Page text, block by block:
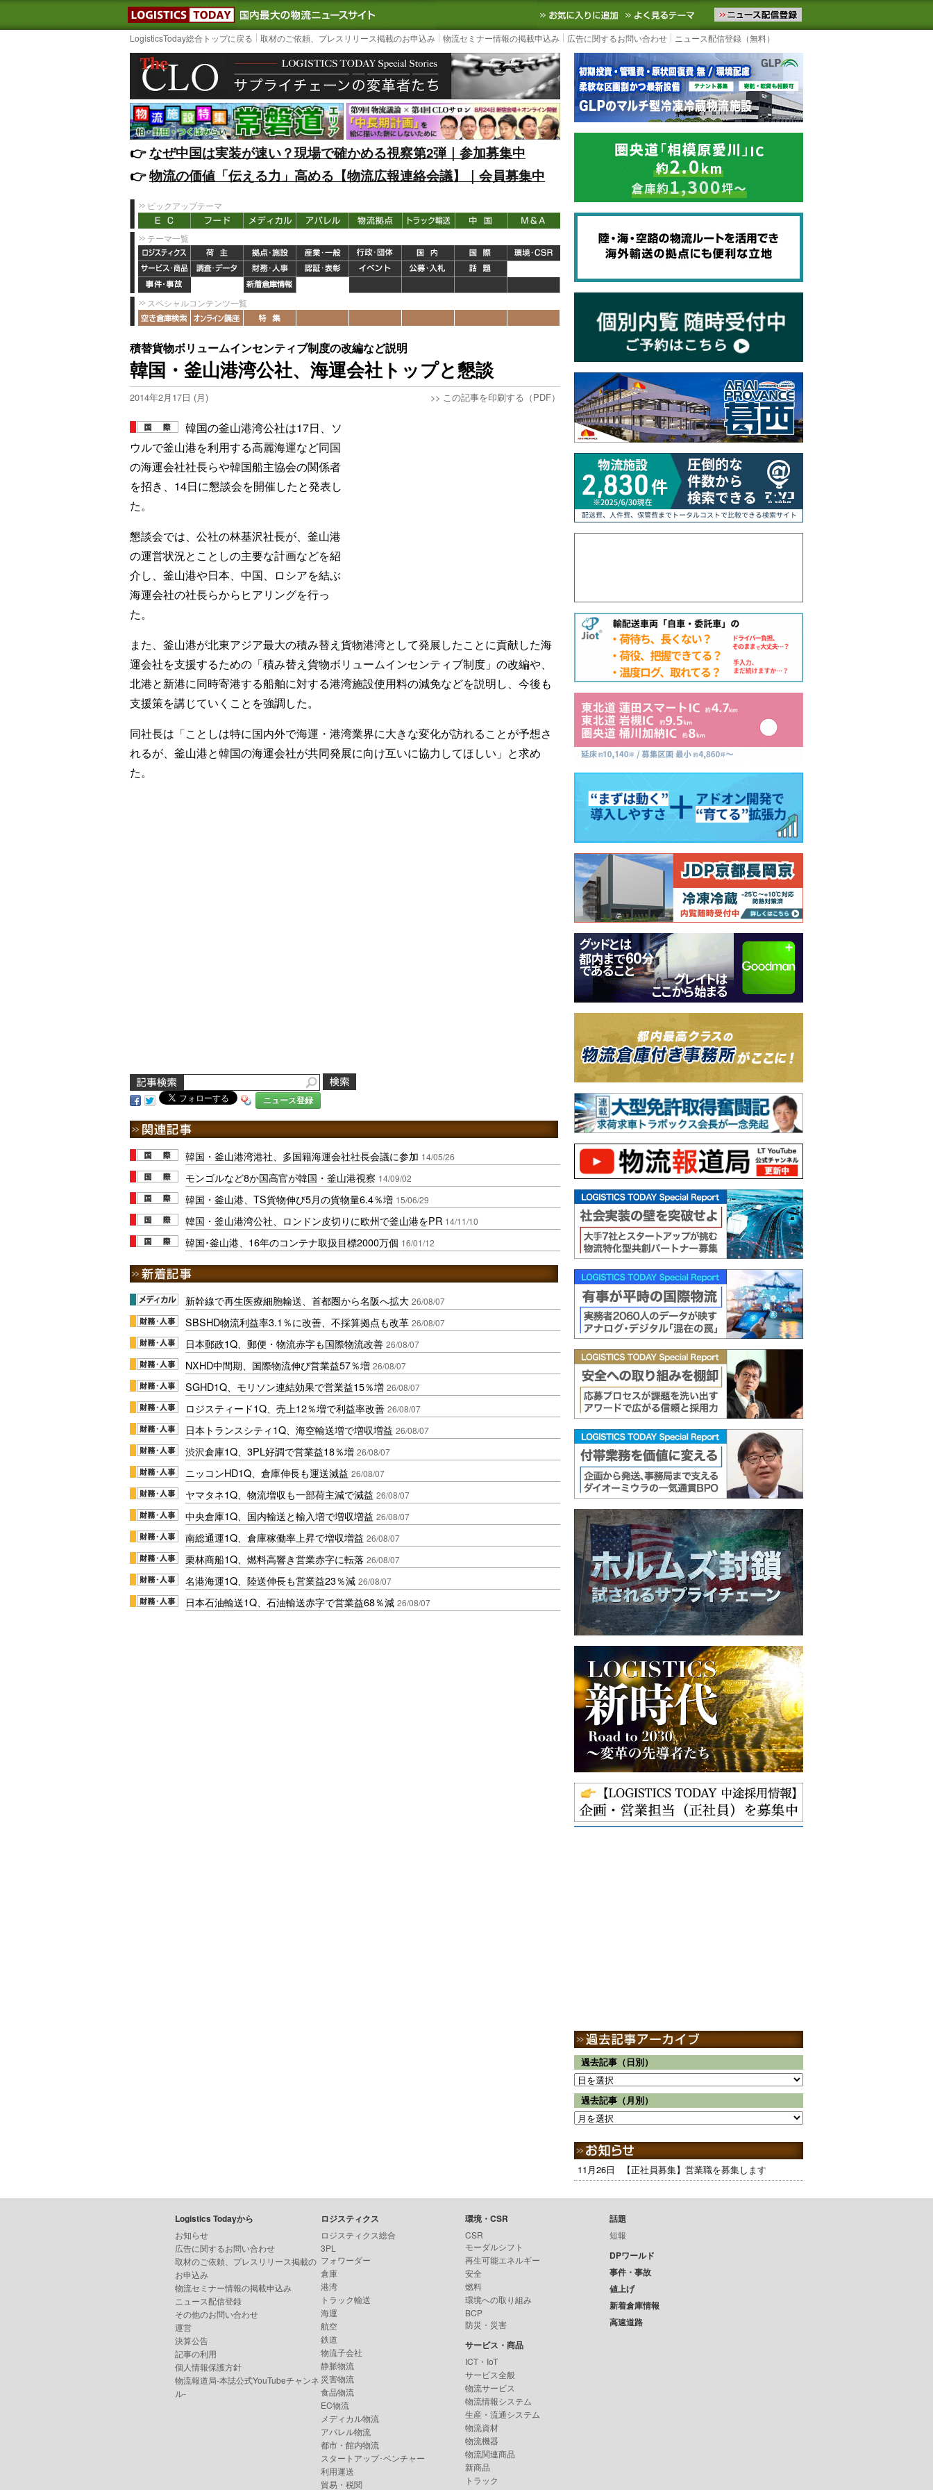
LOGISTICS TODAY｜国内最大の物流ニュースサイト3PL, SCMなど国内外の最新の物流ニュースをお届けします。物流ニュースメール配信を登録す
お気に入りに追加 よく見るテーマ
LogisticsToday総合トップに戻る 取材のご依頼、プレスリリース掲載のお申込み 物流セミナー情報の掲載申込み 広告に関するお問い合わせ ニュース配信登録（無料）
👉️なぜ中国は実装が速い？現場で確かめる視察第2弾｜参加募集中
👉️物流の価値「伝える力」高める【物流広報連絡会議】｜会員募集中
ピックアップテーマ
テーマ一覧
スペシャルコンテンツ一覧
積替貨物ボリュームインセンティブ制度の改編など説明
韓国・釜山港湾公社、海運会社トップと懇談
2014年2月17日 (月) >> この記事を印刷する（PDF）
韓国の釜山港湾公社は17日、ソ
ウルで釜山港を利用する高麗海運など同国
の海運会社社長らや韓国船主協会の関係者
を招き、14日に懇談会を開催したと発表し
た。
懇談会では、公社の林基沢社長が、釜山港
の運営状況とことしの主要な計画などを紹
介し、釜山港や日本、中国、ロシアを結ぶ
海運会社の社長らからヒアリングを行っ
た。
また、釜山港が北東アジア最大の積み替え貨物港湾として発展したことに貢献した海
運会社を支援するための「積み替え貨物ボリュームインセンティブ制度」の改編や、
北港と新港に同時寄港する船舶に対する港湾施設使用料の減免などを説明し、今後も
支援策を講じていくことを強調した。
同社長は「ことしは特に国内外で海運・港湾業界に大きな変化が訪れることが予想さ
れるが、釜山港と韓国の海運会社が共同発展に向け互いに協力してほしい」と求め
た。
ニュース登録
韓国・釜山港湾港社、多国籍海運会社社長会議に参加 14/05/26
モンゴルなど8か国高官が韓国・釜山港視察 14/09/02
韓国・釜山港、TS貨物伸び5月の貨物量6.4％増 15/06/29
韓国・釜山港湾公社、ロンドン皮切りに欧州で釜山港をPR 14/11/10
韓国･釜山港、16年のコンテナ取扱目標2000万個 16/01/12
新幹線で再生医療細胞輸送、首都圏から名阪へ拡大 26/08/07
SBSHD物流利益率3.1％に改善、不採算拠点も改革 26/08/07
日本郵政1Q、郵便・物流赤字も国際物流改善 26/08/07
NXHD中間期、国際物流伸び営業益57％増 26/08/07
SGHD1Q、モリソン連結効果で営業益15％増 26/08/07
ロジスティード1Q、売上12％増で利益率改善 26/08/07
日本トランスシティ1Q、海空輸送増で増収増益 26/08/07
渋沢倉庫1Q、3PL好調で営業益18％増 26/08/07
ニッコンHD1Q、倉庫伸長も運送減益 26/08/07
ヤマタネ1Q、物流増収も一部荷主減で減益 26/08/07
中央倉庫1Q、国内輸送と輸入増で増収増益 26/08/07
南総通運1Q、倉庫稼働率上昇で増収増益 26/08/07
栗林商船1Q、燃料高響き営業赤字に転落 26/08/07
名港海運1Q、陸送伸長も営業益23％減 26/08/07
日本石油輸送1Q、石油輸送赤字で営業益68％減 26/08/07
過去記事（日別）
過去記事（月別）
11月26日 【正社員募集】営業職を募集します
Logistics Todayから
お知らせ
広告に関するお問い合わせ
取材のご依頼、プレスリリース掲載の
お申込み
物流セミナー情報の掲載申込み
ニュース配信登録
その他のお問い合わせ
運営
決算公告
記事の利用
個人情報保護方針
物流報道局-本誌公式YouTubeチャンネ
ル-
ロジスティクス
ロジスティクス総合
3PL
フォワーダー
倉庫
港湾
トラック輸送
海運
航空
鉄道
物流子会社
静脈物流
災害物流
食品物流
EC物流
メディカル物流
アパレル物流
都市・館内物流
スタートアップ･ベンチャー
利用運送
貿易・税関
環境・CSR
CSR
モーダルシフト
再生可能エネルギー
安全
燃料
環境への取り組み
BCP
防災・災害
サービス・商品
ICT・IoT
サービス全般
物流サービス
物流情報システム
生産・流通システム
物流資材
物流機器
物流関連商品
新商品
トラック
話題
短報
DPワールド
事件・事故
値上げ
新着倉庫情報
高速道路